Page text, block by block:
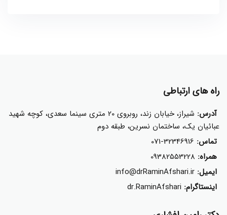
راه های ارتباطی
آدرس:
شیراز، خیابان زند، روبروی 20 متری سینما سعدی، کوچه شهید
عبائیان یک، ساختمان نسرین، طبقه دوم
تماس: 071-32346916
همراه: 09382553228
ایمیل: info@drRaminAfshari.ir
اینستاگرام: dr.RaminAfshari